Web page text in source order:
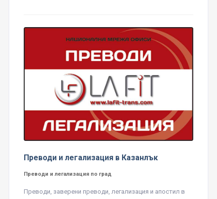
Преводи и легализация в Казанлък
Преводи и легализация по град
Преводи, заверени преводи, легализация и апостил в